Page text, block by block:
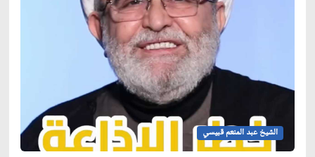
الشيخ عبد المنعم قبيسي